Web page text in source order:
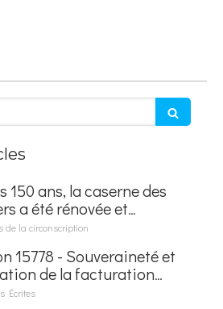
150 ans, la caserne des
a été rénovée et
au nom d'Hubert
de la circonscription
15778 - Souveraineté et
de la facturation
Écrites